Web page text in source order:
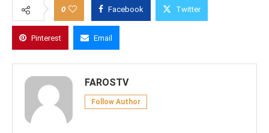
0 Facebook Twitter
Pinterest Email
FAROSTV
Follow Author